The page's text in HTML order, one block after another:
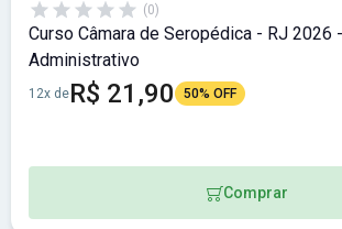
(0)
Curso Câmara de Seropédica - RJ
Administrativo
12x deR$ 21,90 50% OFF
Comprar